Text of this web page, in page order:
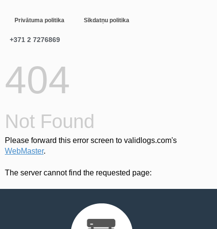
Privātuma politika Sīkdatņu politika
+371 2 7276869
404
Not Found
Please forward this error screen to validlogs.com's
WebMaster.
The server cannot find the requested page: